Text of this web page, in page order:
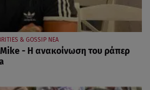
& GOSSIP ΝΕΑ
Mike - Η ανακοίνωση του ράπερ